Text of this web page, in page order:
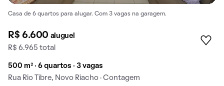
Casa de 6 quartos para alugar. Com 3 vagas na garagem.
R$ 6.600 aluguel
R$ 6.965 total
500 m² · 6 quartos · 3 vagas
Rua Rio Tibre, Novo Riacho · Contagem